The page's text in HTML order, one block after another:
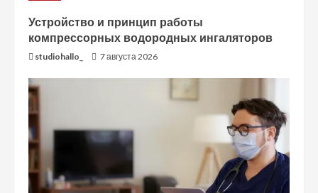
Устройство и принцип работы
компрессорных водородных ингаляторов
studiohallo_ 7 августа 2026